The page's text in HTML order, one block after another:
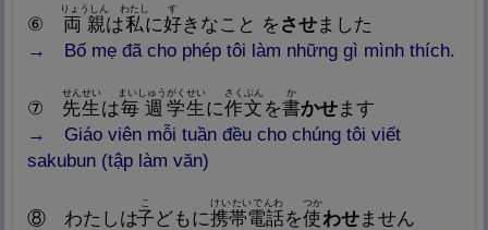
triều đại, Bắc Hàn
⑥ 両 親
mẹ, song thân
りょうしん
は私
わたし
に好
す
きなこと を させました
→ Bố mẹ đã cho phép tôi làm những gì mình thích.
⑦ 先生
せんせい
は毎 週
まいしゅう
学生
がくせい
に作文
さくぶん
を書
か
かせます
→ Giáo viên mỗi tuần đều cho chúng tôi viết
sakubun (tập làm văn)
⑧ わたしは子
こ
どもに携帯電話
けいたいでんわ
を使
つか
わせません